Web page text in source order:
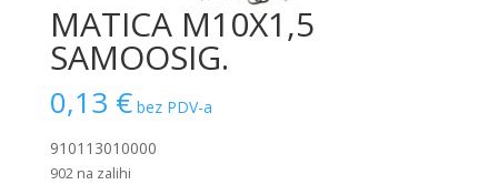
MATICA M10X1,5
SAMOOSIG.
0,13 € bez PDV-a
910113010000
902 na zalihi